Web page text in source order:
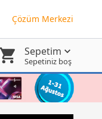
Çözüm Merkezi
Sepetim
Sepetiniz boş